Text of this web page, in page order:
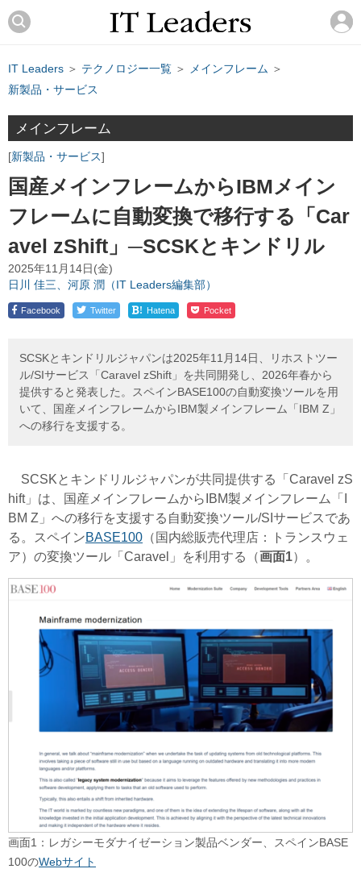
IT Leaders ＞ テクノロジー一覧 ＞ メインフレーム ＞
新製品・サービス
メインフレーム
新製品・サービス
国産メインフレームからIBMメイン
フレームに自動変換で移行する「Car
avel zShift」─SCSKとキンドリル
2025年11月14日(金)
日川 佳三、河原 潤（IT Leaders編集部）
Facebook Twitter ! Hatena Pocket
SCSKとキンドリルジャパンは2025年11月14日、リホストツー
ル/SIサービス「Caravel zShift」を共同開発し、2026年春から
提供すると発表した。スペインBASE100の自動変換ツールを用
いて、国産メインフレームからIBM製メインフレーム「IBM Z」
への移行を支援する。
SCSKとキンドリルジャパンが共同提供する「Caravel zS
hift」は、国産メインフレームからIBM製メインフレーム「I
BM Z」への移行を支援する自動変換ツール/SIサービスであ
る。スペインBASE100 （国内総販売代理店：トランスウェ
ア）の変換ツール「Caravel」を利用する（画面1）。
画面1：レガシーモダナイゼーション製品ベンダー、スペインBASE
100のWebサイト